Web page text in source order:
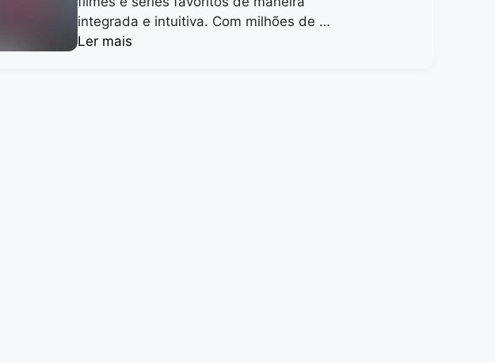
integrada e intuitiva. Com milhões de …
Ler mais